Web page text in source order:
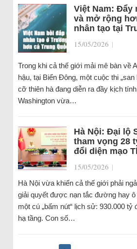
Việt Nam: Đẩy
và mở rộng
nhân tạo tại
15/05/2026 |
Trong khi cả thế giới mải mê bàn về
hậu, tại Biển Đông, một cuộc thi „san
cỡ thiên hà đang diễn ra đầy kịch
Washington vừa…
Hà Nội: Đại lộ
tham vọng 28
đổi diện mạo
15/05/2026 |
Hà Nội vừa khiến cả thế giới phải
giải quyết được nạn tắc đường hay ô
một cú „bấm nút“ lịch sử: 930.000 tỷ
hạ tầng. Con số…